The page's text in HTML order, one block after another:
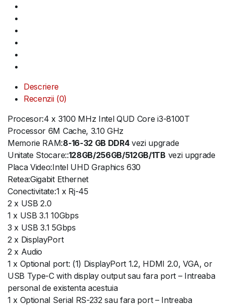
Descriere
Recenzii (0)
Procesor:4 x 3100 MHz Intel QUD Core i3-8100T
Processor 6M Cache, 3.10 GHz
Memorie RAM:8-16-32 GB DDR4vezi upgrade
Unitate Stocare::128GB/256GB/512GB/1TB vezi upgrade
Placa Video:Intel UHD Graphics 630
Retea:Gigabit Ethernet
Conectivitate:1 x Rj-45
2 x USB 2.0
1 x USB 3.1 10Gbps
3 x USB 3.1 5Gbps
2 x DisplayPort
2 x Audio
1 x Optional port: (1) DisplayPort 1.2, HDMI 2.0, VGA, or
USB Type-C with display output sau fara port – Intreaba
personal de existenta acestuia
1 x Optional Serial RS-232 sau fara port – Intreaba